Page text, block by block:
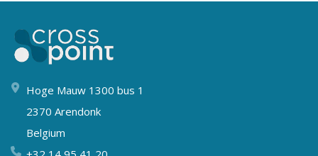
Hoge Mauw 1300 bus 1
2370 Arendonk
Belgium